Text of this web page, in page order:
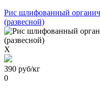
Рис шлифованный
(развесной)
X
390 руб/кг
0